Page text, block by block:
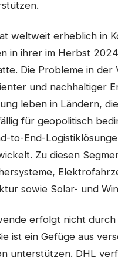
weltweit erheblich in
in ihrer im Herbst
Die Probleme in der
und nachhaltiger
leben in Ländern,
für geopolitisch
to-End-
Zu diesen
sowie Solar- und
erfolgt nicht
ist ein Gefüge aus
unterstützen. DHL